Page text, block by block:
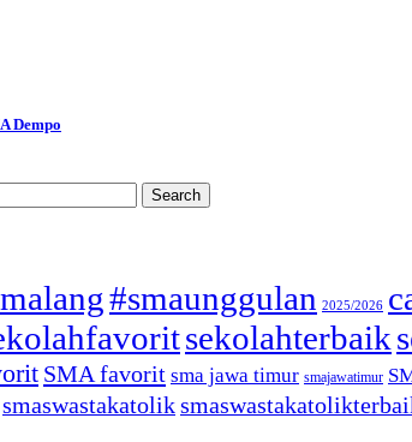
Dempo
#smaunggulan 2025/2026
sekolahterbaik
SMA favorit sma jawa timur smajawatimur
smaswastakatolik